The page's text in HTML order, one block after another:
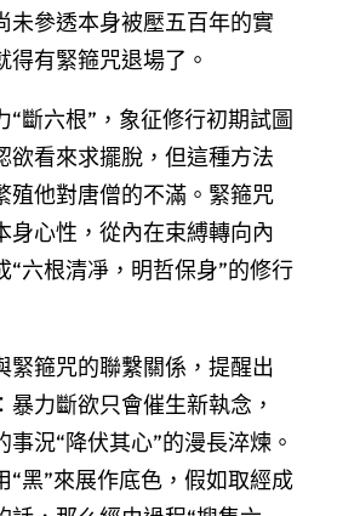
未參透本身被壓五百年的實
得有緊箍咒退場了。
“斷六根”，象征修行初期試圖
欲看來求擺脫，但這種方法
殖他對唐僧的不滿。緊箍咒
身心性，從內在束縛轉向內
“六根清凈，明哲保身”的修行
緊箍咒的聯繫關係，提醒出
暴力斷欲只會催生新執念，
況“降伏其心”的漫長淬煉。
“黑”來展作底色，假如取經成